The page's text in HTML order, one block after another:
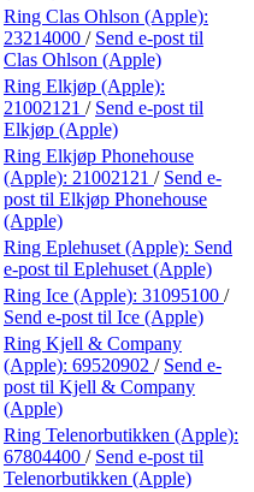
Ring Clas Ohlson (Apple):
23214000 / Send e-post til
Clas Ohlson (Apple)
Ring Elkjøp (Apple):
21002121 / Send e-post til
Elkjøp (Apple)
Ring Elkjøp Phonehouse
(Apple): 21002121 / Send e-
post til Elkjøp Phonehouse
(Apple)
Ring Eplehuset (Apple): Send
e-post til Eplehuset (Apple)
Ring Ice (Apple): 31095100 /
Send e-post til Ice (Apple)
Ring Kjell & Company
(Apple): 69520902 / Send e-
post til Kjell & Company
(Apple)
Ring Telenorbutikken (Apple):
67804400 / Send e-post til
Telenorbutikken (Apple)